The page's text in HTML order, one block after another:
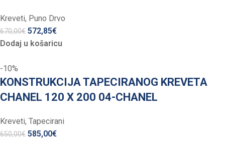
Kreveti, Puno Drvo
670,00€ 572,85€
Dodaj u košaricu
-10%
KONSTRUKCIJA TAPECIRANOG KREVETA
CHANEL 120 X 200 04-CHANEL
Kreveti, Tapecirani
650,00€ 585,00€